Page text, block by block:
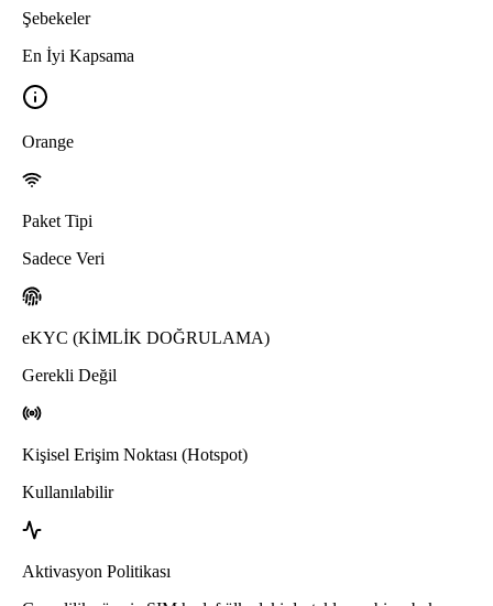
Şebekeler
En İyi Kapsama
Orange
Paket Tipi
Sadece Veri
eKYC (KİMLİK DOĞRULAMA)
Gerekli Değil
Kişisel Erişim Noktası (Hotspot)
Kullanılabilir
Aktivasyon Politikası